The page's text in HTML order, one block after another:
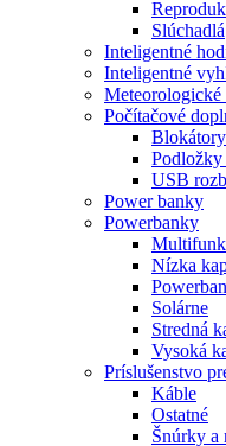
Slúchadlá
Inteligentné
Inteligentné
Meteorologické
Počítačové
Podložky
USB
Power banky
Powerbanky
Nízka
Solárne
Stredná
Vysoká
Príslušenstvo
Káble
Ostatné
Šnúrky a